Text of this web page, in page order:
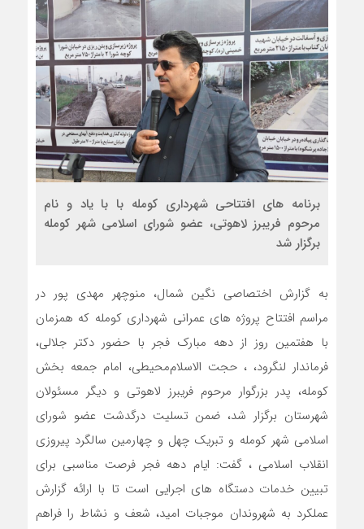
برنامه های افتتاحی شهرداری کومله با با یاد و نام
مرحوم فریبرز لاهوتی، عضو شورای اسلامی شهر کومله
برگزار شد
به گزارش اختصاصی نگین شمال، منوچهر مهدی پور در
مراسم افتتاح پروژه های عمرانی شهرداری کومله که همزمان
با هفتمین روز از دهه مبارک فجر با حضور دکتر جلالی،
فرماندار لنگرود، ، حجت الاسلام‌محیطی، امام جمعه بخش
کومله، پدر بزرگوار مرحوم فریبرز لاهوتی و دیگر مسئولان
شهرستان برگزار شد، ضمن تسلیت درگدشت عضو شورای
اسلامی شهر کومله و تبریک چهل و چهارمین سالگرد پیروزی
انقلاب اسلامی ، گفت: ایام دهه فجر فرصت مناسبی برای
تبیین خدمات دستگاه های اجرایی است تا با ارائه گزارش
عملکرد به شهروندان موجبات امید، شعف و نشاط را فراهم